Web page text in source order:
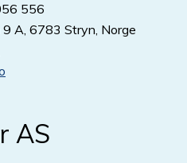
556
A, 6783 Stryn, Norge
AS